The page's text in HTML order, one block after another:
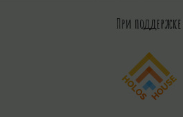
При поддержке